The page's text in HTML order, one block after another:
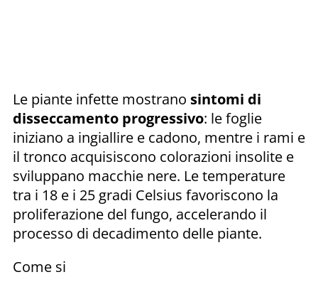
Le piante infette mostrano sintomi di
disseccamento progressivo: le foglie
iniziano a ingiallire e cadono, mentre i rami e
il tronco acquisiscono colorazioni insolite e
sviluppano macchie nere. Le temperature
tra i 18 e i 25 gradi Celsius favoriscono la
proliferazione del fungo, accelerando il
processo di decadimento delle piante.
Come si